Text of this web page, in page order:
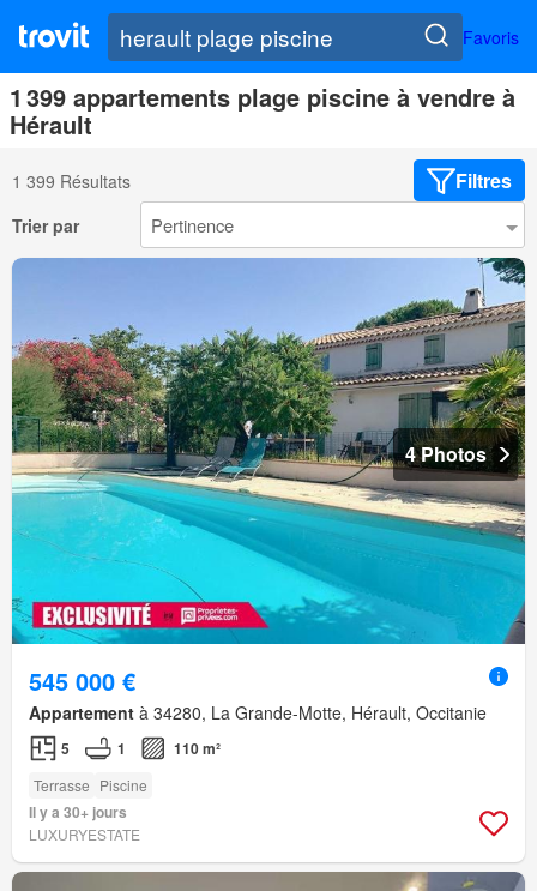
Favoris
1 399 appartements plage piscine à vendre à
Hérault
1 399 Résultats Filtres
Trier par
4 Photos
545 000 €
Appartement à 34280, La Grande-Motte, Hérault, Occitanie
5 1 110 m²
Terrasse Piscine
Il y a 30+ jours
LUXURYESTATE